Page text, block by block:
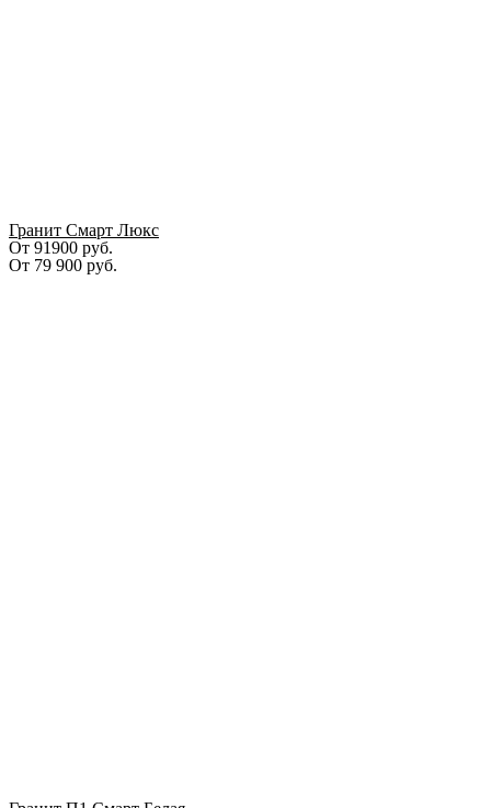
Гранит Смарт Люкс
От 91900 руб.
От 79 900 руб.